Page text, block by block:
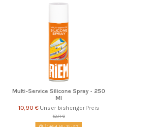
Multi-Service Silicone Spray - 250
Ml
10,90 € Unser bisheriger Preis
12,11 €